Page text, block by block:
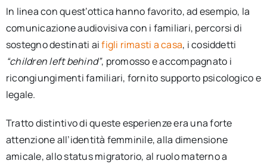
In linea con quest’ottica hanno favorito, ad esempio, la
comunicazione audiovisiva con i familiari, percorsi di
sostegno destinati aifigli rimasti a casa, i cosiddetti
“children left behind”, promosso e accompagnato i
ricongiungimenti familiari, fornito supporto psicologico e
legale.
Tratto distintivo di queste esperienze era una forte
attenzione all’identità femminile, alla dimensione
amicale, allo status migratorio, al ruolo materno a